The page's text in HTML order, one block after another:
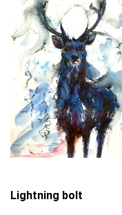
配送目安
二週
単体から発せられ波及する
伝播する能力。
ちょうど噂のように人の
感染していく。
ドミノ倒しのように広が
小さな振動の及ぼすバタ
離れているようで、そ
境界線を無視した侵略。
Lightning bolt